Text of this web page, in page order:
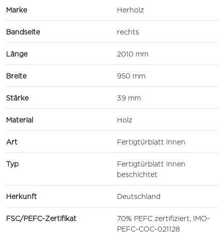
Marke Herholz
Bandseite rechts
Länge 2010 mm
Breite 950 mm
Stärke 39 mm
Material Holz
Art Fertigtürblatt Innen
Typ
Fertigtürblatt Innen
beschichtet
Herkunft Deutschland
FSC/PEFC-Zertifikat
70% PEFC zertifiziert, IMO-
PEFC-COC-021128